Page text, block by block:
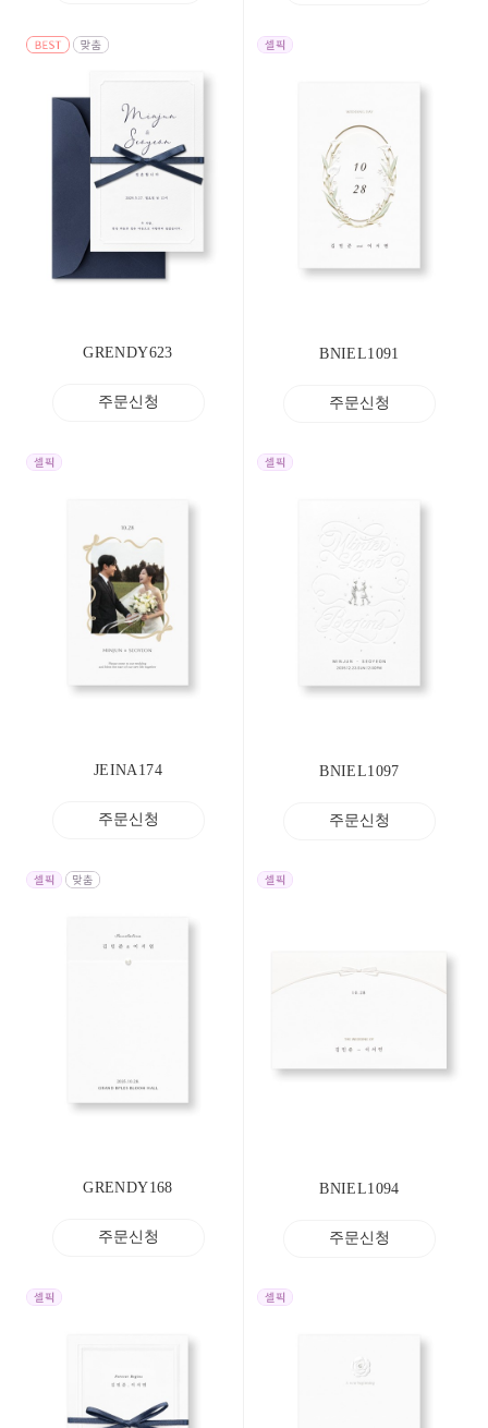
GRENDY623
주문신청
BNIEL1091
주문신청
JEINA174
주문신청
BNIEL1097
주문신청
GRENDY168
주문신청
BNIEL1094
주문신청